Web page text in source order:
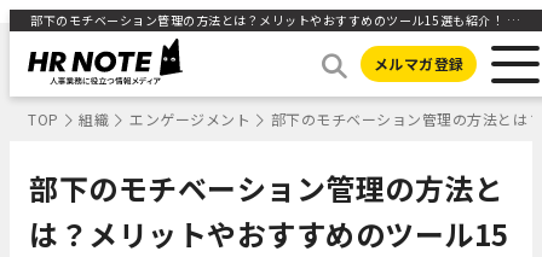
部下のモチベーション管理の方法とは？メリットやおすすめのツール15選も紹介！ ｜ HR NOTE
メルマガ登録
TOP 組織 エンゲージメント 部下のモチベーション管理の方法とは
部下のモチベーション管理の方法と
は？メリットやおすすめのツール15